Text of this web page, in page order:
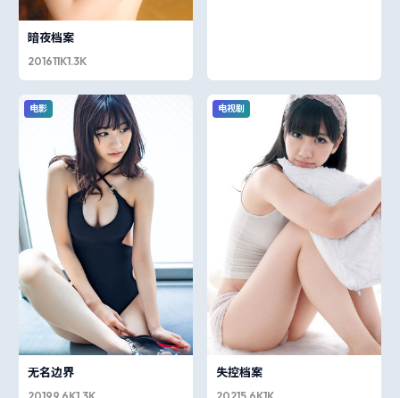
暗夜档案
201611K1.3K
电影
无名边界
电视剧
失控档案